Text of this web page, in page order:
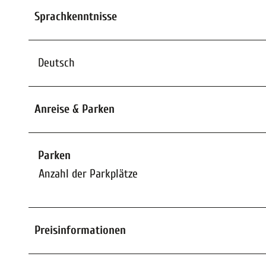
Sprachkenntnisse
Deutsch
Anreise & Parken
Parken
Anzahl der Parkplätze
Preisinformationen